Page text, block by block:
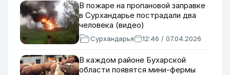
В пожаре на пропановой заправке
в Сурхандарье пострадали два
человека (видео)
Сурхандарья 12:46 / 07.04.2026
В каждом районе Бухарской
области появятся мини-фермы